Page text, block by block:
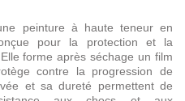
peinture à haute teneur en
pour la protection et la
forme après séchage un film
contre la progression de
et sa dureté permettent de